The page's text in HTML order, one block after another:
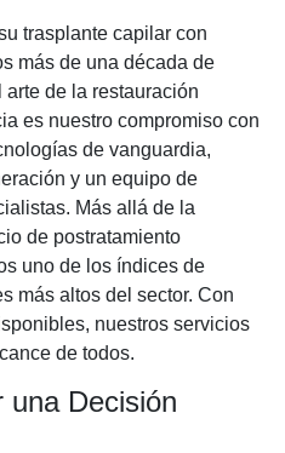
trasplante capilar con
más de una década de
de la restauración
es nuestro compromiso con
de vanguardia,
y un equipo de
Más allá de la
de postratamiento
uno de los índices de
más altos del sector. Con
nuestros servicios
de todos.
una Decisión